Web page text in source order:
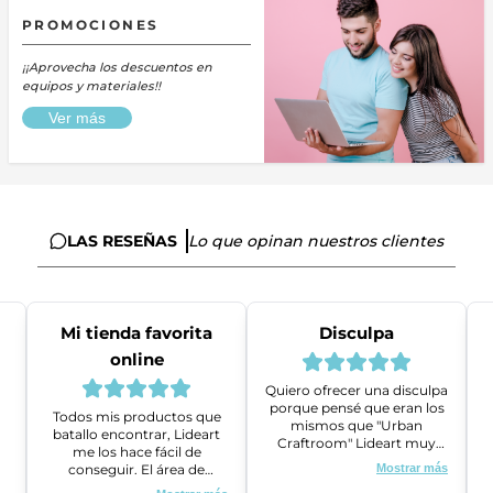
PROMOCIONES
¡¡Aprovecha los descuentos en
equipos y materiales!!
Ver más
LAS RESEÑAS Lo que opinan nuestros clientes
Mi tienda favorita
online
Todos mis productos que
batallo encontrar, Lideart
me los hace fácil de
conseguir. El área de
ventas es super amable y
Disculpa
Quiero ofrecer una disculpa
porque pensé que eran los
mismos que "Urban
Craftroom" Lideart muy
amables me ayudaron a
gestionar un problema que
Mostrar más